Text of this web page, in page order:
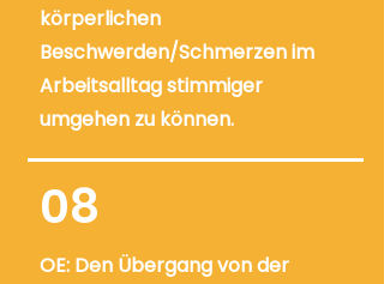
körperlichen
Beschwerden/Schmerzen im
Arbeitsalltag stimmiger
umgehen zu können.
08
OE: Den Übergang von der